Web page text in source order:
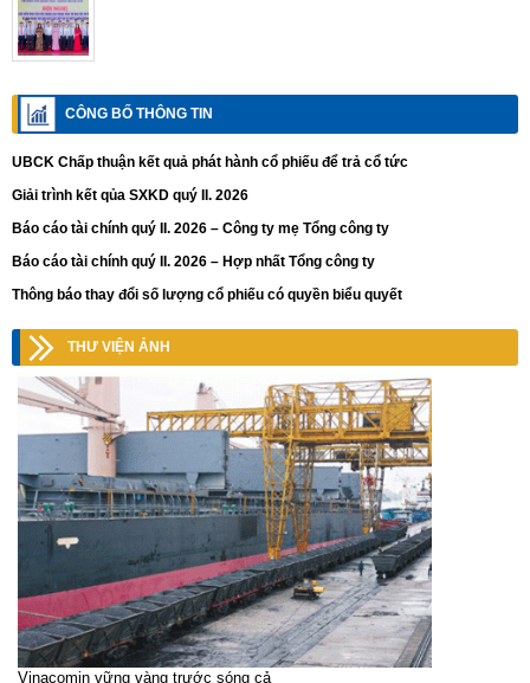
CÔNG BỐ THÔNG TIN
UBCK Chấp thuận kết quả phát hành cổ phiếu để trả cổ tức
Giải trình kết qủa SXKD quý II. 2026
Báo cáo tài chính quý II. 2026 – Công ty mẹ Tổng công ty
Báo cáo tài chính quý II. 2026 – Hợp nhất Tổng công ty
Thông báo thay đổi số lượng cổ phiếu có quyền biểu quyết
THƯ VIỆN ẢNH
Vinacomin vững vàng trước sóng cả